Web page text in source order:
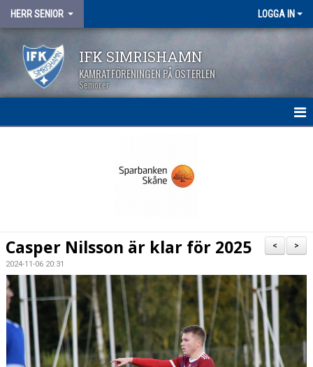
HERR SENIOR LOGGA IN
IFK SIMRISHAMN
KAMRATFÖRENINGEN PÅ ÖSTERLEN
Seniorer
TRUPPEN
BILDGALLERI
DOKUMENT
>
<
Casper Nilsson är klar för 2025
2024-11-06 20:31